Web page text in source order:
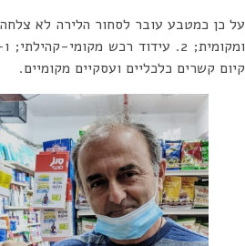
קיום קשרים כלכליים ועסקיים מקומיים.